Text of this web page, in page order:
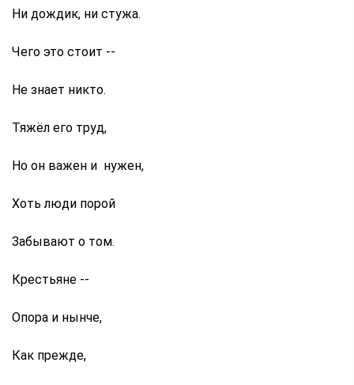
Ни дождик, ни стужа.
Чего это стоит --
Не знает никто.
Тяжёл его труд,
Но он важен и нужен,
Хоть люди порой
Забывают о том.
Крестьяне --
Опора и нынче,
Как прежде,